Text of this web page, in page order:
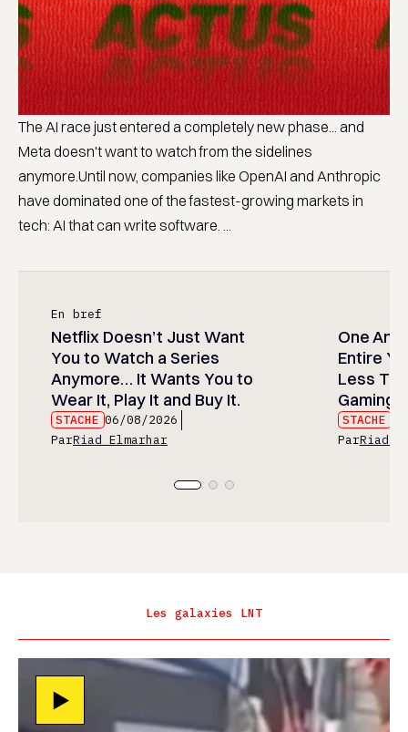
The AI race just entered a completely new phase... and
Meta doesn't want to watch from the sidelines
anymore.Until now, companies like OpenAI and Anthropic
have dominated one of the fastest-growing markets in
tech: AI that can write software. ...
En bref
Netflix Doesn’t Just Want
You to Watch a Series
Anymore… It Wants You to
Wear It, Play It and Buy It.
STACHE 06/08/2026
ParRiad Elmarhar
One
Entire
Less
Gaming
STACHE
ParRiad
Les galaxies LNT